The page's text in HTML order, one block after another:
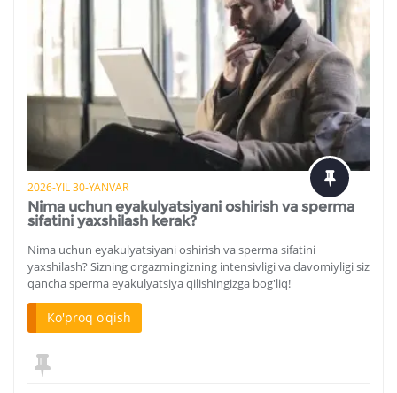
2026-YIL 30-YANVAR
Nima uchun eyakulyatsiyani oshirish va sperma
sifatini yaxshilash kerak?
Nima uchun eyakulyatsiyani oshirish va sperma sifatini
yaxshilash? Sizning orgazmingizning intensivligi va davomiyligi siz
qancha sperma eyakulyatsiya qilishingizga bog'liq!
Ko'proq o'qish